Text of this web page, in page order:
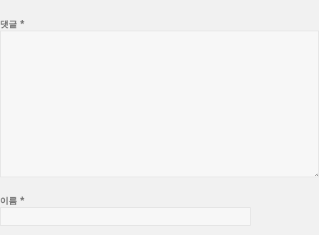
댓글*
이름*